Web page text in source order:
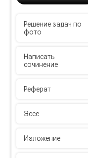
Решение задач по
фото
Написать
сочинение
Реферат
Эссе
Изложение